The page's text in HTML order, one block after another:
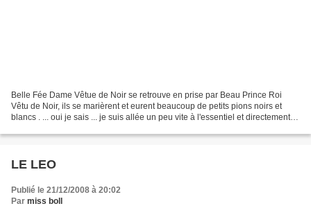
Belle Fée Dame Vêtue de Noir se retrouve en prise par Beau Prince Roi
Vêtu de Noir, ils se marièrent et eurent beaucoup de petits pions noirs et
blancs . ... oui je sais ... je suis allée un peu vite à l'essentiel et directement à
LE LEO
Publié le 21/12/2008 à 20:02
Par miss boll